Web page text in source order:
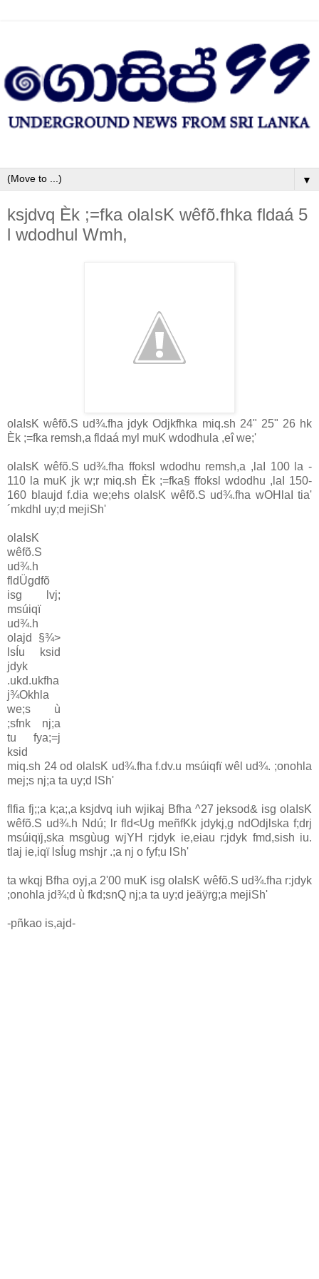
▼
ksjdvq Èk ;=fka ola‍IsK wêfõ.fhka fldaá 5
l wdodhul Wmh,
ola‍IsK wêfõ.S ud¾.fha jdyk Odjkfhka miq.sh 24" 25" 26 hk
Èk ;=fka remsh,a fldaá myl muK wdodhula‌ ,eî we;'
ola‍IsK wêfõ.S ud¾.fha ffoksl wdodhu remsh,a ,la‍I 100 la‌ -
110 la‌ muK jk w;r miq.sh Èk ;=fka§ ffoksl wdodhu ,la‍I 150-
160 bla‌ujd f.dia‌ we;ehs ola‍IsK wêfõ.S ud¾.fha wOHla‍I tia‌'
´mkdhl uy;d mejiSh'
ola‍IsK
wêfõ.S
ud¾.h
fldÜ‌gdfõ
isg lvj;
msúiqï
ud¾.h
ola‌jd §¾>
lsÍu ksid
jdyk
.ukd.ukfha
j¾Okhla‌
we;s ù
;sfnk nj;a
tu fya;=j
ksid
miq.sh 24 od ola‍IsK ud¾.fha f.dv.u msúiqfï wêl ud¾. ;onohla‌
mej;s nj;a ta uy;d lSh'
flfia fj;;a k;a;,a ksjdvq iuh wjikaj Bfha ^27 jeksod& isg ola‍IsK
wêfõ.S ud¾.h Ndú; lr fld<Ug meñfKk jdykj,g ndOdjlska f;drj
msúiqïj,ska msgùug wjYH r:jdyk ie,eia‌u r:jdyk fmd,sish iu.
tla‌j ie,iqï lsÍug mshjr .;a nj o fyf;u lSh'
ta wkqj Bfha oyj,a 2'00 muK isg ola‍IsK wêfõ.S ud¾.fha r:jdyk
;onohla‌ jd¾;d ù fkd;snQ nj;a ta uy;d jeäÿrg;a mejiSh'
-pñkao is,ajd-